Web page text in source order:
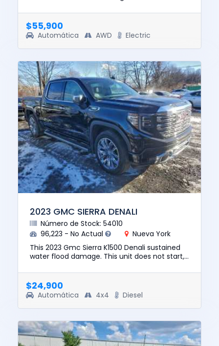
value of this vehicle was ...
$55,900
Automática AWD Electric
2023 GMC SIERRA DENALI
Número de Stock: 54010
96,223 - No Actual
Nueva York
This 2023 Gmc Sierra K1500 Denali sustained
water flood damage. This unit does not start,
vehicle was $4878...
$24,900
Automática 4x4 Diesel